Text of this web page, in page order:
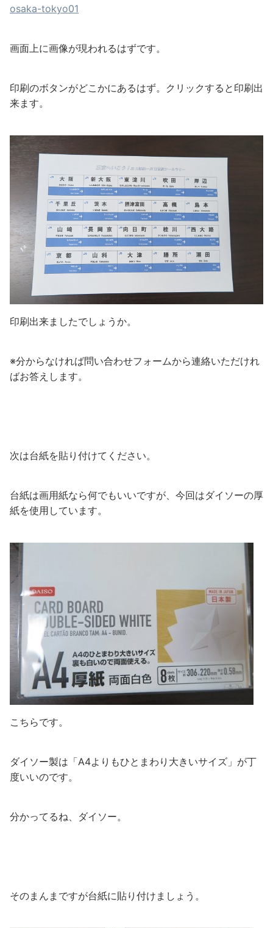
osaka-tokyo01
画面上に画像が現われるはずです。
印刷のボタンがどこかにあるはず。クリックすると印刷出
来ます。
印刷出来ましたでしょうか。
※分からなければ問い合わせフォームから連絡いただけれ
ばお答えします。
次は台紙を貼り付けてください。
台紙は画用紙なら何でもいいですが、今回はダイソーの厚
紙を使用しています。
こちらです。
ダイソー製は「A4よりもひとまわり大きいサイズ」が丁
度いいのです。
分かってるね、ダイソー。
そのまんまですが台紙に貼り付けましょう。